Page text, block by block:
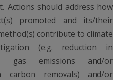
Actions should address how
promoted and its/their
contribute to climate
(e.g. reduction in
gas emissions and/or
carbon removals) and/or